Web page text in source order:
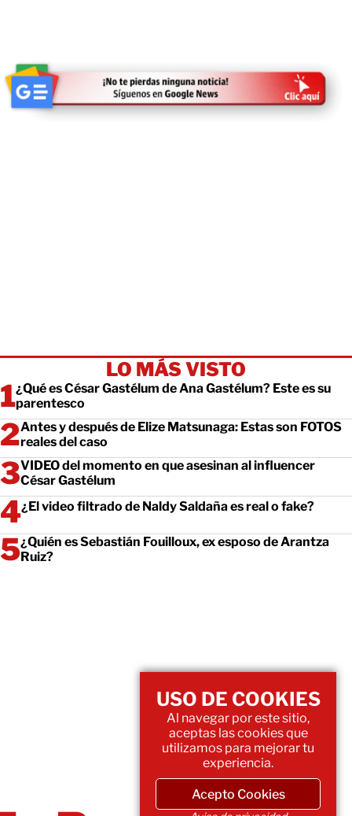
LO MÁS VISTO
¿Qué es César Gastélum de Ana Gastélum? Este es su
parentesco
Antes y después de Elize Matsunaga: Estas son FOTOS
reales del caso
VIDEO del momento en que asesinan al influencer
César Gastélum
¿El video filtrado de Naldy Saldaña es real o fake?
¿Quién es Sebastián Fouilloux, ex esposo de Arantza
Ruiz?
USO DE COOKIES
Al navegar por este sitio,
aceptas las cookies que
utilizamos para mejorar tu
experiencia.
Acepto Cookies